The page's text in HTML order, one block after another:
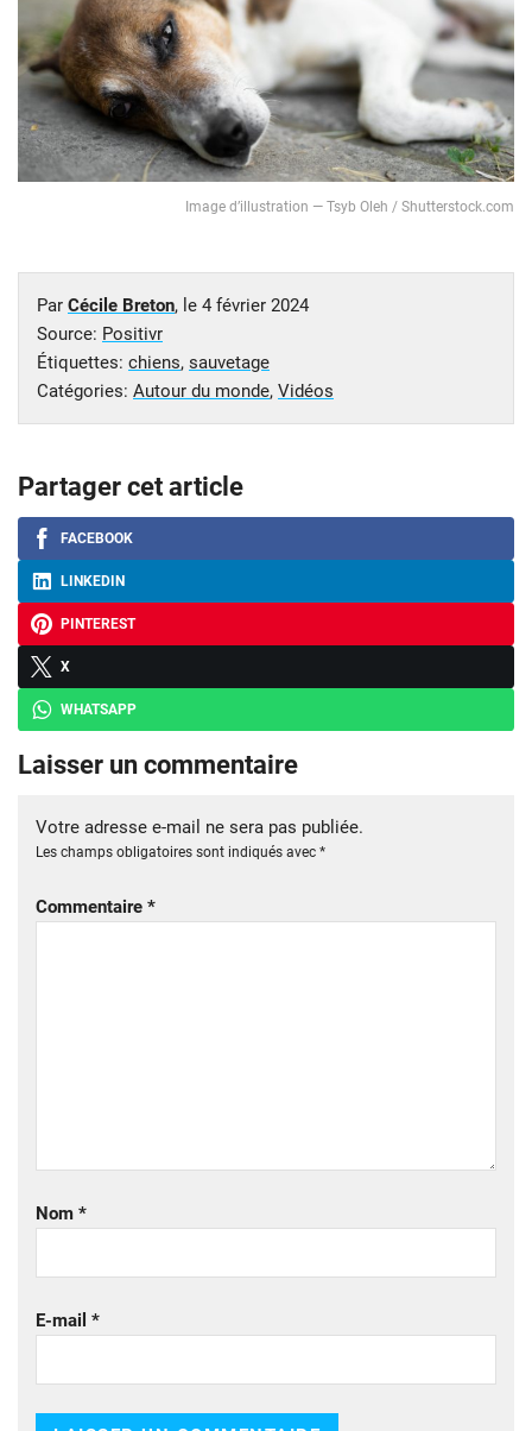
Image d’illustration — Tsyb Oleh / Shutterstock.com
Par Cécile Breton, le 4 février 2024
Source: Positivr
Étiquettes: chiens, sauvetage
Catégories: Autour du monde, Vidéos
Partager cet article
FACEBOOK
LINKEDIN
PINTEREST
X
WHATSAPP
Laisser un commentaire
Votre adresse e-mail ne sera pas publiée.
Les champs obligatoires sont indiqués avec *
Commentaire *
Nom *
E-mail *